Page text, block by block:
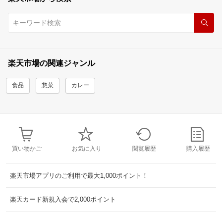
楽天市場の関連ジャンル
食品 惣菜 カレー
買い物かご お気に入り 閲覧履歴 購入履歴
楽天市場アプリのご利用で最大1,000ポイント！
楽天カード新規入会で2,000ポイント